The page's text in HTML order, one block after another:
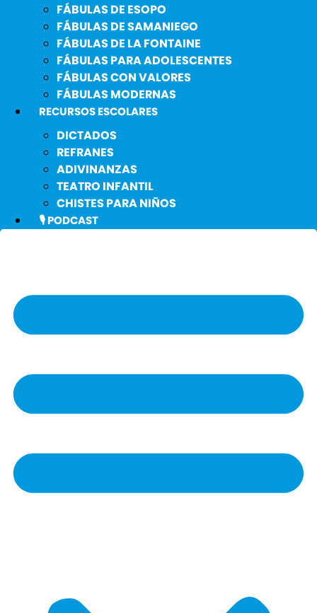
FÁBULAS DE ESOPO
FÁBULAS DE SAMANIEGO
FÁBULAS DE LA FONTAINE
FÁBULAS PARA ADOLESCENTES
FÁBULAS CON VALORES
FÁBULAS MODERNAS
RECURSOS ESCOLARES
DICTADOS
REFRANES
ADIVINANZAS
TEATRO INFANTIL
CHISTES PARA NIÑOS
🎙️ PODCAST